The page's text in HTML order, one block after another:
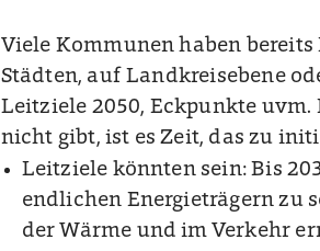
Viele Kommunen haben
Städten, auf Landkreisebene
Leitziele 2050, Eckpunkte uvm.
nicht gibt, ist es Zeit, das zu
Leitziele könnten sein: Bis
endlichen Energieträgern zu
der Wärme und im Verkehr